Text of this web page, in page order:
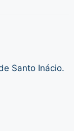
Santo Inácio.